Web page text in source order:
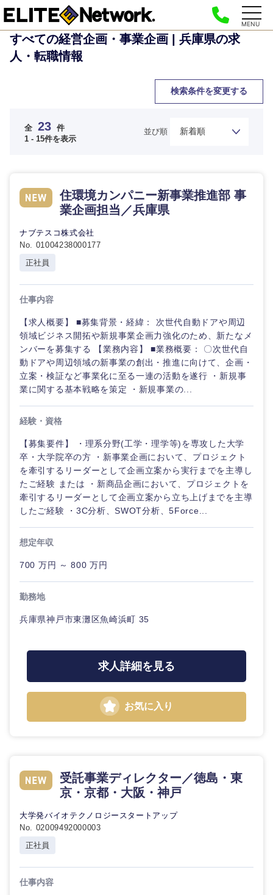
MENU
すべての経営企画・事業企画 | 兵庫県の求
人・転職情報
検索条件を変更する
ご希望の職種を選択してください
経
営
事
企
ド
管理
SCM
営業
サービス
クリエイ
すべての経営企画・事業企
新規事業企画・立上げ
経営企画
政策渉外
ご希望の職種を選択してください
経営企画・事業企画
管理
SCM
人事
マーケティング
営業
コンサルタント
技術職（モノづくり）
ご希望の業界を選択してください
商社・卸
エネルギー・資源・環境
素材・化学・金属
メディカル・ヘルスケア・ライフサイエンス
建設・不動産
倉庫・運輸・物流
小売・通販・外食
ご希望の勤務地を選択してください
北海道・東北地方
北海道
秋田県
ご希望条件を入力ください
希望年収
推奨年齢
フリーワード
急募 第二新卒
外資系企業 英語を活かす
年間休日120日以
全 23 件
1 - 15件を表示
並び順
住環境カンパニー新事業推進部 事
業企画担当／兵庫県
ナブテスコ株式会社
No. 01004238000177
正社員
仕事内容
【求人概要】 ■募集背景・経緯： 次世代自動ドアや周辺
領域ビジネス開拓や新規事業企画力強化のため、新たなメ
ンバーを募集する 【業務内容】 ■業務概要： 〇次世代自
動ドアや周辺領域の新事業の創出・推進に向けて、企画・
立案・検証など事業化に至る一連の活動を遂行 ・新規事
業に関する基本戦略を策定 ・新規事業の...
経験・資格
【募集要件】 ・理系分野(工学・理学等)を専攻した大学
卒・大学院卒の方 ・新事業企画において、プロジェクト
を牽引するリーダーとして企画立案から実行までを主導し
たご経験 または ・新商品企画において、プロジェクトを
牽引するリーダーとして企画立案から立ち上げまでを主導
したご経験 ・3C分析、SWOT分析、5Force...
想定年収
700 万円 ～ 800 万円
勤務地
兵庫県神戸市東灘区魚崎浜町 35
求人詳細を見る
お気に入り
受託事業ディレクター／徳島・東
京・京都・大阪・神戸
大学発バイオテクノロジースタートアップ
No. 02009492000003
正社員
仕事内容